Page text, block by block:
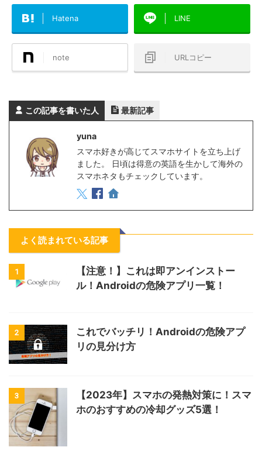
Hatena LINE
note URLコピー
この記事を書いた人 最新記事
yuna
スマホ好きが高じてスマホサイトを立ち上げ
ました。 日頃は得意の英語を生かして海外の
スマホネタもチェックしています。
よく読まれている記事
1
【注意！】これは即アンインストー
ル！Androidの危険アプリ一覧！
2
これでバッチリ！Androidの危険アプ
リの見分け方
3
【2023年】スマホの発熱対策に！スマ
ホのおすすめの冷却グッズ5選！